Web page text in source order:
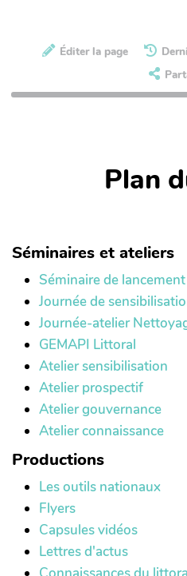
Éditer la page
Plan
Séminaires et ateliers
Séminaire de lancement
Journée de
Journée-atelier
GEMAPI Littoral
Atelier sensibilisation
Atelier prospectif
Atelier gouvernance
Atelier connaissance
Productions
Les outils nationaux
Flyers
Capsules vidéos
Lettres d'actus